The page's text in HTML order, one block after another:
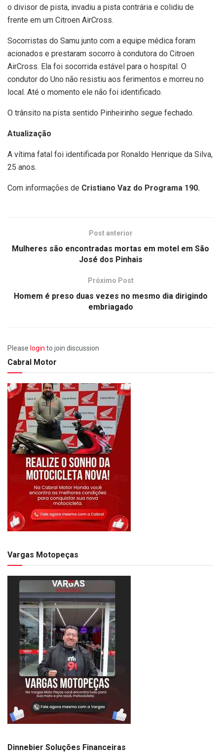
o divisor de pista, invadiu a pista contrária e colidiu de
frente em um Citroen AirCross.
Socorristas do Samu junto com a equipe médica foram
acionados e prestaram socorro à condutora do Citroen
AirCross. Ela foi socorrida estável para o hospital. O
condutor do Uno não resistiu aos ferimentos e morreu no
local. Até o momento ele não foi identificado.
O trânsito na pista sentido Pinheirinho segue fechado.
Atualização
A vítima fatal foi identificada por Ronaldo Henrique da Silva,
25 anos.
Com informações de Cristiano Vaz do Programa 190.
Post anterior
Mulheres são encontradas mortas em motel em São
José dos Pinhais
Próximo Post
Homem é preso duas vezes no mesmo dia dirigindo
embriagado
Please login to join discussion
Cabral Motor
Vargas Motopeças
Dinnebier Soluções Financeiras